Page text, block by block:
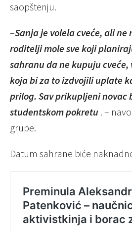
saopštenju.
–Sanja je volela cveće, ali ne
roditelji mole sve koji
sahranu da ne kupuju cveće,
koja bi za to izdvojili uplate
prilog. Sav prikupljeni novac
studentskom pokretu . –
grupe.
Datum sahrane biće